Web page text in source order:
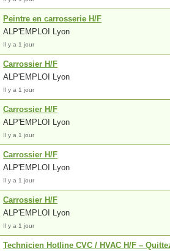
Peintre en carrosserie H/F
ALP'EMPLOI Lyon
Il y a 1 jour
Carrossier H/F
ALP'EMPLOI Lyon
Il y a 1 jour
Carrossier H/F
ALP'EMPLOI Lyon
Il y a 1 jour
Carrossier H/F
ALP'EMPLOI Lyon
Il y a 1 jour
Carrossier H/F
ALP'EMPLOI Lyon
Il y a 1 jour
Technicien Hotline CVC / HVAC H/F –